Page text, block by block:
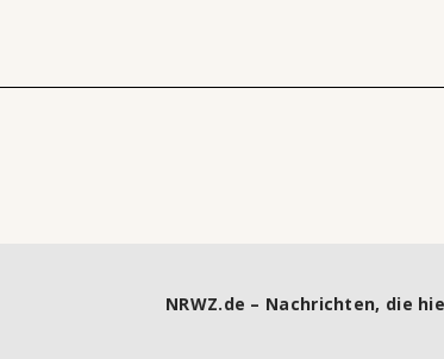
NRWZ.de – Nachrichten, die